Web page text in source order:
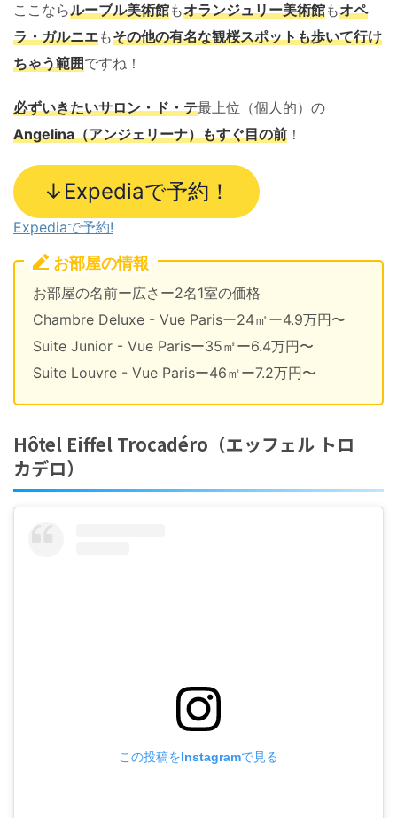
ここならルーブル美術館もオランジュリー美術館もオペ
ラ・ガルニエもその他の有名な観桜スポットも歩いて行け
ちゃう範囲ですね！
必ずいきたいサロン・ド・テ最上位（個人的）の
Angelina（アンジェリーナ）もすぐ目の前 ！
↓Expediaで予約！
Expediaで予約!
お部屋の情報
お部屋の名前ー広さー2名1室の価格
Chambre Deluxe - Vue Parisー24㎡ー4.9万円〜
Suite Junior - Vue Parisー35㎡ー6.4万円〜
Suite Louvre - Vue Parisー46㎡ー7.2万円〜
Hôtel Eiffel Trocadéro（エッフェル トロ
カデロ）
この投稿をInstagramで見る